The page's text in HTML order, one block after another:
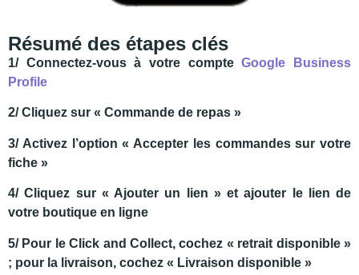
Résumé des étapes clés
1/ Connectez-vous à votre compteGoogle Business
Profile
2/ Cliquez sur « Commande de repas »
3/ Activez l’option « Accepter les commandes sur votre
fiche »
4/ Cliquez sur « Ajouter un lien » et ajouter le lien de
votre boutique en ligne
5/ Pour le Click and Collect, cochez « retrait disponible »
; pour la livraison, cochez « Livraison disponible »